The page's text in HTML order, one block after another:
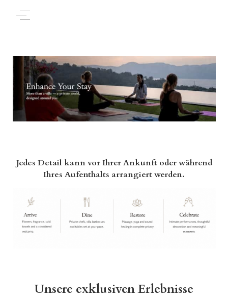
Jedes Detail kann vor Ihrer Ankunft oder während
Ihres Aufenthalts arrangiert werden.
Unsere exklusiven Erlebnisse